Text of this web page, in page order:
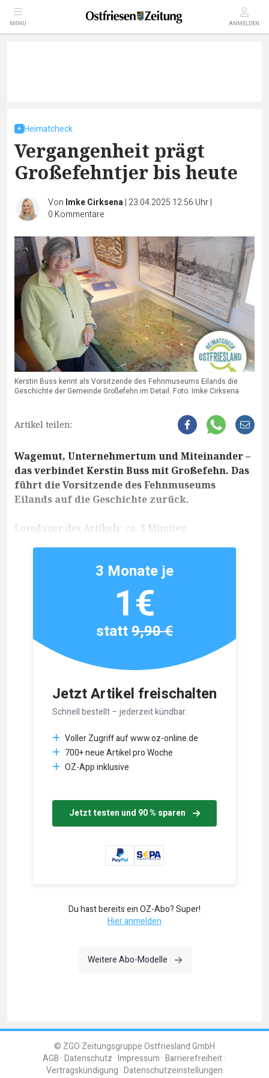
MENÜ ANMELDEN
Heimatcheck
Vergangenheit prägt
Großefehntjer bis heute
Von Imke Cirksena| 23.04.2025 12:56 Uhr|
0 Kommentare
Kerstin Buss kennt als Vorsitzende des Fehnmuseums Eilands die
Geschichte der Gemeinde Großefehn im Detail. Foto: Imke Cirksena
Artikel teilen:
Wagemut, Unternehmertum und Miteinander –
das verbindet Kerstin Buss mit Großefehn. Das
führt die Vorsitzende des Fehnmuseums
Eilands auf die Geschichte zurück.
Lesedauer des Artikels: ca. 3 Minuten
Jetzt Artikel freischalten
Schnell bestellt – jederzeit kündbar.
Voller Zugriff auf www.oz-online.de
700+ neue Artikel pro Woche
OZ-App inklusive
Jetzt testen und 90 % sparen
3 Monate je
1€
statt9,90 €
Du hast bereits ein OZ-Abo? Super!
Hier anmelden
Weitere Abo-Modelle
© ZGO Zeitungsgruppe Ostfriesland GmbH
AGB Datenschutz Impressum Barrierefreiheit
Vertragskündigung Datenschutzeinstellungen